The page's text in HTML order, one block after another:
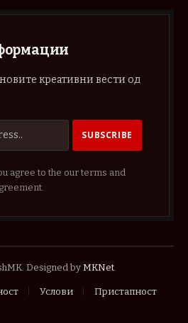
креативни вести од
agree to the our terms and
Designed by MKNet
Услови Пристапност